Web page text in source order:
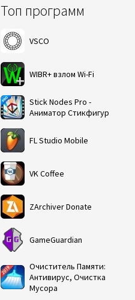
Топ программ
VSCO
WIBR+ взлом Wi-Fi
Stick Nodes Pro -
Аниматор Стикфигур
FL Studio Mobile
VK Coffee
ZArchiver Donate
GameGuardian
Очиститель Памяти:
Антивирус, Очистка
Мусора